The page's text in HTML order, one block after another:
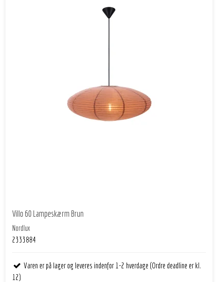
Villo 60 Lampeskærm Brun
Nordlux
2333884
Varen er på lager og leveres indenfor 1-2 hverdage (Ordre deadline er kl.
12)